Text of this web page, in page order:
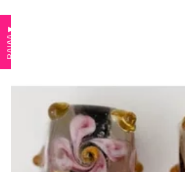
RAJAA
▼